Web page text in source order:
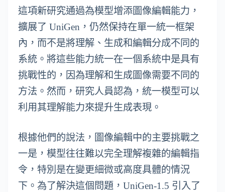
這項新研究通過為模型增添圖像編輯能力，
擴展了 UniGen，仍然保持在單一統一框架
內，而不是將理解、生成和編輯分成不同的
系統。將這些能力統一在一個系統中是具有
挑戰性的，因為理解和生成圖像需要不同的
方法。然而，研究人員認為，統一模型可以
利用其理解能力來提升生成表現。
根據他們的說法，圖像編輯中的主要挑戰之
一是，模型往往難以完全理解複雜的編輯指
令，特別是在變更細微或高度具體的情況
下。為了解決這個問題，UniGen-1.5 引入了